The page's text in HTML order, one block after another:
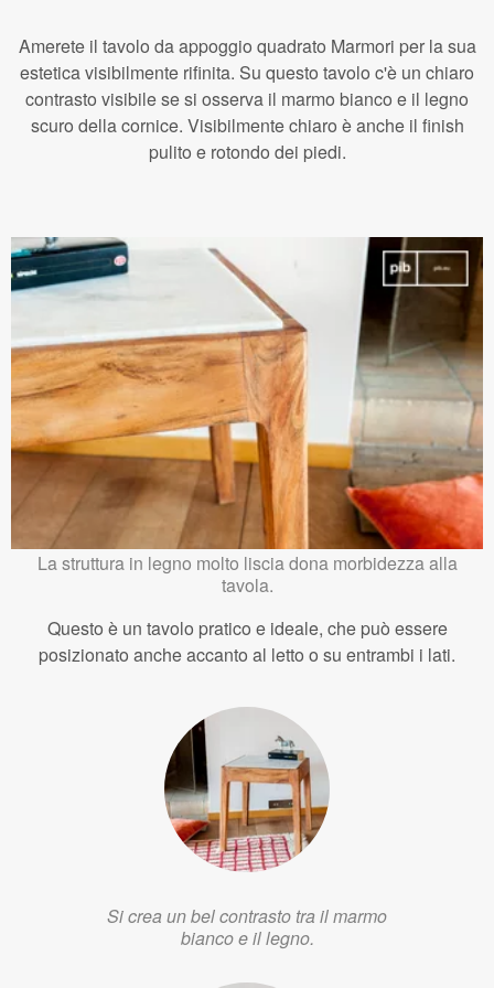
Amerete il tavolo da appoggio quadrato Marmori per la sua
estetica visibilmente rifinita. Su questo tavolo c'è un chiaro
contrasto visibile se si osserva il marmo bianco e il legno
scuro della cornice. Visibilmente chiaro è anche il finish
pulito e rotondo dei piedi.
La struttura in legno molto liscia dona morbidezza alla
tavola.
Questo è un tavolo pratico e ideale, che può essere
posizionato anche accanto al letto o su entrambi i lati.
Si crea un bel contrasto tra il marmo
bianco e il legno.